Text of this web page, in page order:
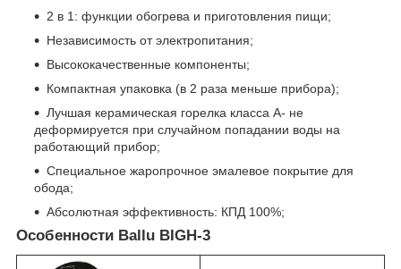
2 в 1: функции обогрева и приготовления пищи;
Независимость от электропитания;
Высококачественные компоненты;
Компактная упаковка (в 2 раза меньше прибора);
Лучшая керамическая горелка класса А- не
деформируется при случайном попадании воды на
работающий прибор;
Специальное жаропрочное эмалевое покрытие для
обода;
Абсолютная эффективность: КПД 100%;
Особенности Ballu BIGH-3